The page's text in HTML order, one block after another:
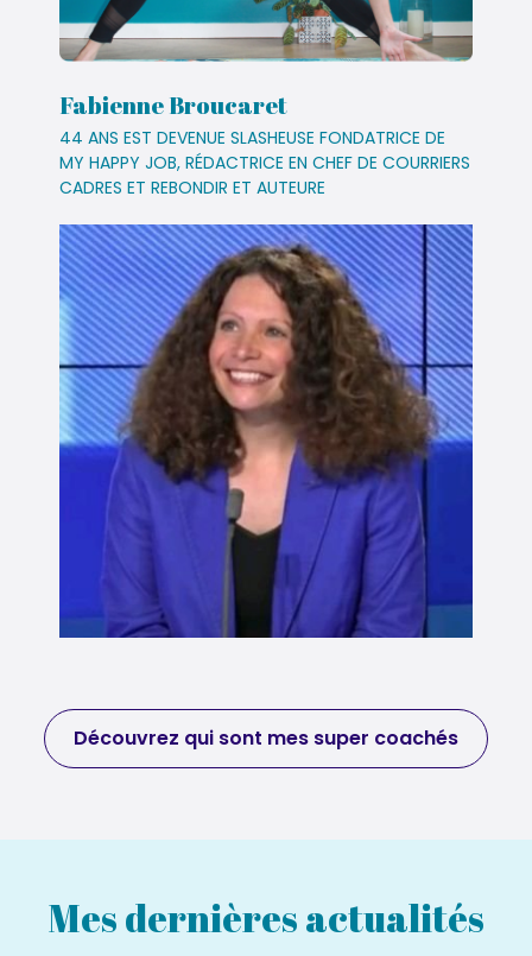
Fabienne Broucaret
44 ANS EST DEVENUE SLASHEUSE FONDATRICE DE
MY HAPPY JOB, RÉDACTRICE EN CHEF DE COURRIERS
CADRES ET REBONDIR ET AUTEURE
Découvrez qui sont mes super coachés
Mes dernières actualités